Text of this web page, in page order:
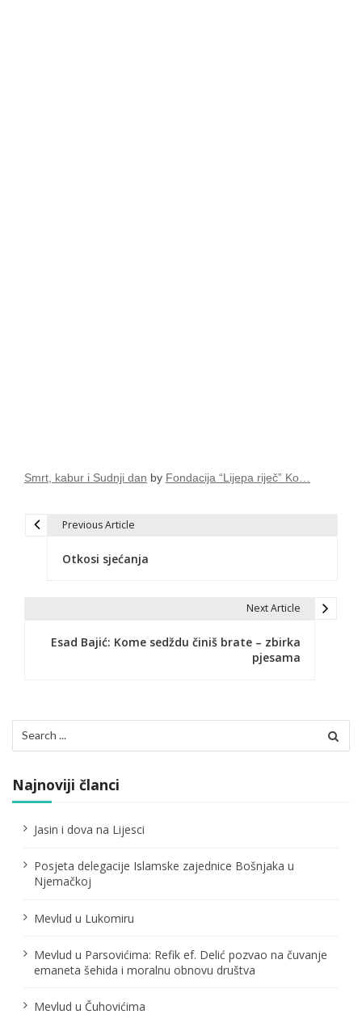
Smrt, kabur i Sudnji dan by Fondacija “Lijepa riječ” Ko…
c
i
a
č
l
n
a
k
a
Previous Article
Otkosi sjećanja
Next Article
Esad Bajić: Kome sedždu činiš brate – zbirka
pjesama
for:
Najnoviji članci
Jasin i dova na Lijesci
Posjeta delegacije Islamske zajednice Bošnjaka u
Njemačkoj
Mevlud u Lukomiru
Mevlud u Parsovićima: Refik ef. Delić pozvao na čuvanje
emaneta šehida i moralnu obnovu društva
Mevlud u Čuhovićima